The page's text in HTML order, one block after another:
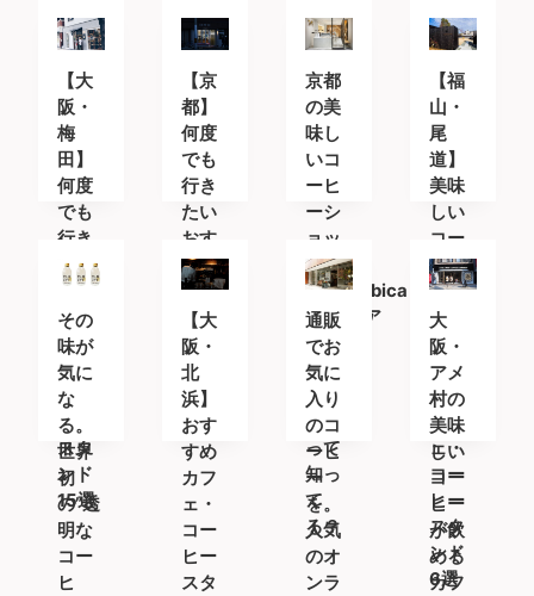
プ
テを
【大
阪・
梅
田】
何度
でも
行き
たい
おす
すめ
カフ
ェ＆
コー
ヒー
スタ
ンド
15選
【京
都】
何度
でも
行き
たい
おす
すめ
カフ
ェ＆
コー
ヒー
スタ
ンド
京都
の美
味し
いコ
ーヒ
ーシ
ョッ
プ
「%Arabica
Kyoto(ア
ラビ
カキ
ョウ
ト)」
って
知っ
て
る？
【福
山・
尾
道】
美味
しい
コー
ヒー
を求
めて
〜 お
すす
めの
カフ
ェ・
コー
ヒー
スタ
ンド
6選
その
味が
気に
な
る。
世界
初
の”透
明な
コー
ヒ
【大
阪・
北
浜】
おす
すめ
カフ
ェ・
コー
ヒー
スタ
通販
でお
気に
入り
のコ
ーヒ
ー
を。
人気
のオ
ンラ
大
阪・
アメ
村の
美味
しい
コー
ヒー
が飲
める
カフ